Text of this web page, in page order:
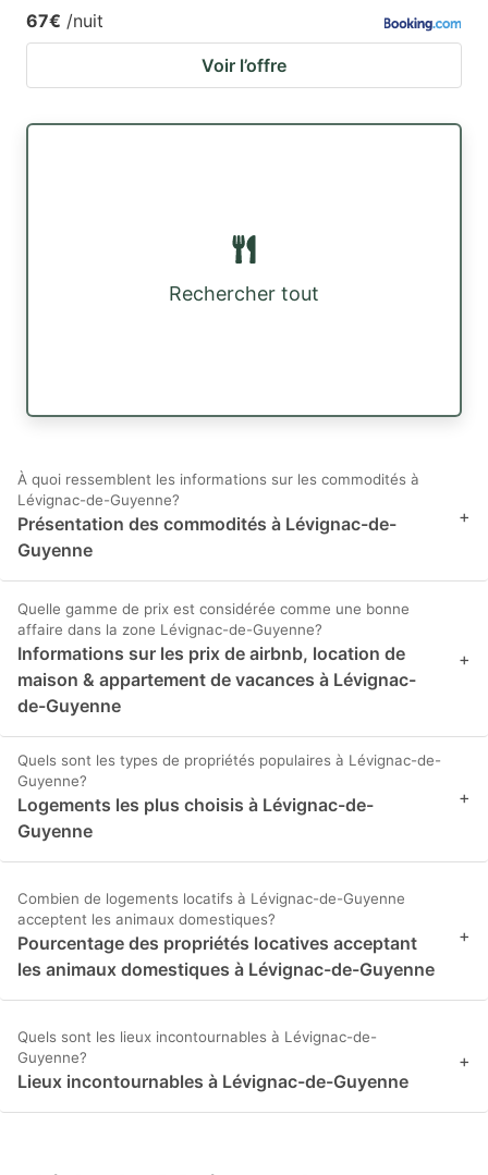
67€ /nuit
Voir l’offre
Rechercher tout
À quoi ressemblent les informations sur les commodités à
Lévignac-de-Guyenne?
Présentation des commodités à Lévignac-de-
Guyenne
+
Quelle gamme de prix est considérée comme une bonne
affaire dans la zone Lévignac-de-Guyenne?
Informations sur les prix de airbnb, location de
maison & appartement de vacances à Lévignac-
de-Guyenne
+
Quels sont les types de propriétés populaires à Lévignac-de-
Guyenne?
Logements les plus choisis à Lévignac-de-
Guyenne
+
Combien de logements locatifs à Lévignac-de-Guyenne
acceptent les animaux domestiques?
Pourcentage des propriétés locatives acceptant
les animaux domestiques à Lévignac-de-Guyenne
+
Quels sont les lieux incontournables à Lévignac-de-
Guyenne?
Lieux incontournables à Lévignac-de-Guyenne
+